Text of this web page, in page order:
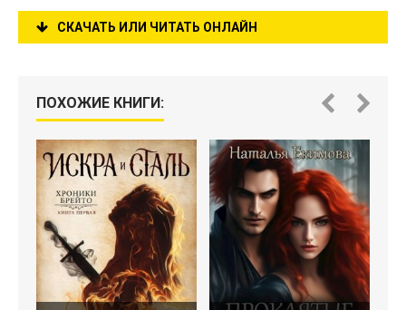
СКАЧАТЬ ИЛИ ЧИТАТЬ ОНЛАЙН
ПОХОЖИЕ КНИГИ: